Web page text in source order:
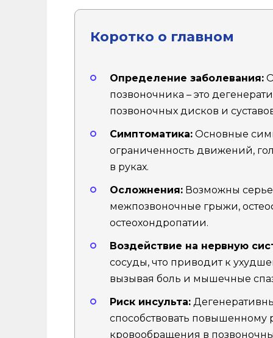
Коротко о главном
Определение заболевания:
позвоночника – это
позвоночных дисков и
Симптоматика: Основные
ограниченность движений,
в руках.
Осложнения: Возможны
межпозвоночные грыжи,
остеохондропатии.
Воздействие на нервную
сосуды, что приводит к
вызывая боль и мышечные
Риск инсульта:
способствовать повышенному
кровообращения в